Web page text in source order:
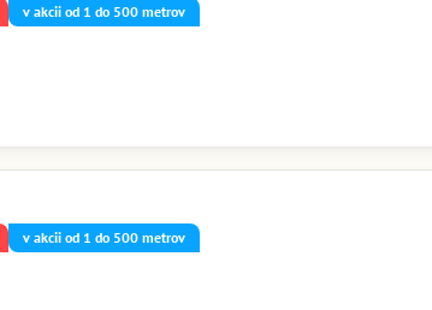
v akcii od 1 do 500 metrov
v akcii od 1 do 500 metrov